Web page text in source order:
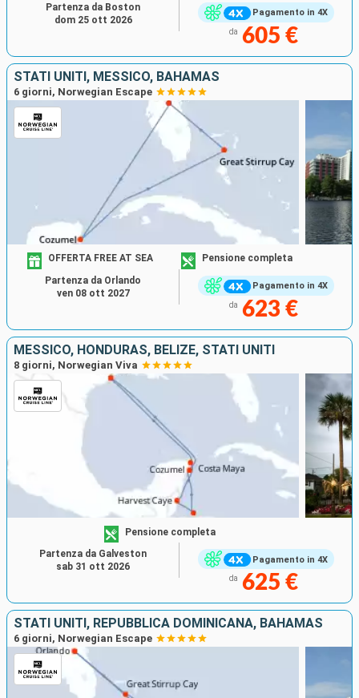
Pagamento in 4X
da 605 €
Partenza da Boston
dom 25 ott 2026
STATI UNITI, MESSICO, BAHAMAS
6 giorni, Norwegian Escape
Pagamento in 4X
OFFERTA FREE AT SEA Pensione completa
da 623 €
Partenza da Orlando
ven 08 ott 2027
MESSICO, HONDURAS, BELIZE, STATI UNITI
8 giorni, Norwegian Viva
Pagamento in 4X
Pensione completa
da 625 €
Partenza da Galveston
sab 31 ott 2026
STATI UNITI, REPUBBLICA DOMINICANA, BAHAMAS
6 giorni, Norwegian Escape